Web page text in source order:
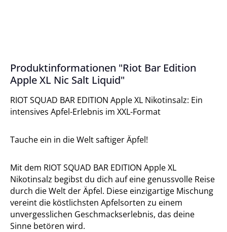
Produktinformationen "Riot Bar Edition
Apple XL Nic Salt Liquid"
RIOT SQUAD BAR EDITION Apple XL Nikotinsalz: Ein
intensives Apfel-Erlebnis im XXL-Format
Tauche ein in die Welt saftiger Äpfel!
Mit dem RIOT SQUAD BAR EDITION Apple XL
Nikotinsalz begibst du dich auf eine genussvolle Reise
durch die Welt der Äpfel. Diese einzigartige Mischung
vereint die köstlichsten Apfelsorten zu einem
unvergesslichen Geschmackserlebnis, das deine
Sinne betören wird.